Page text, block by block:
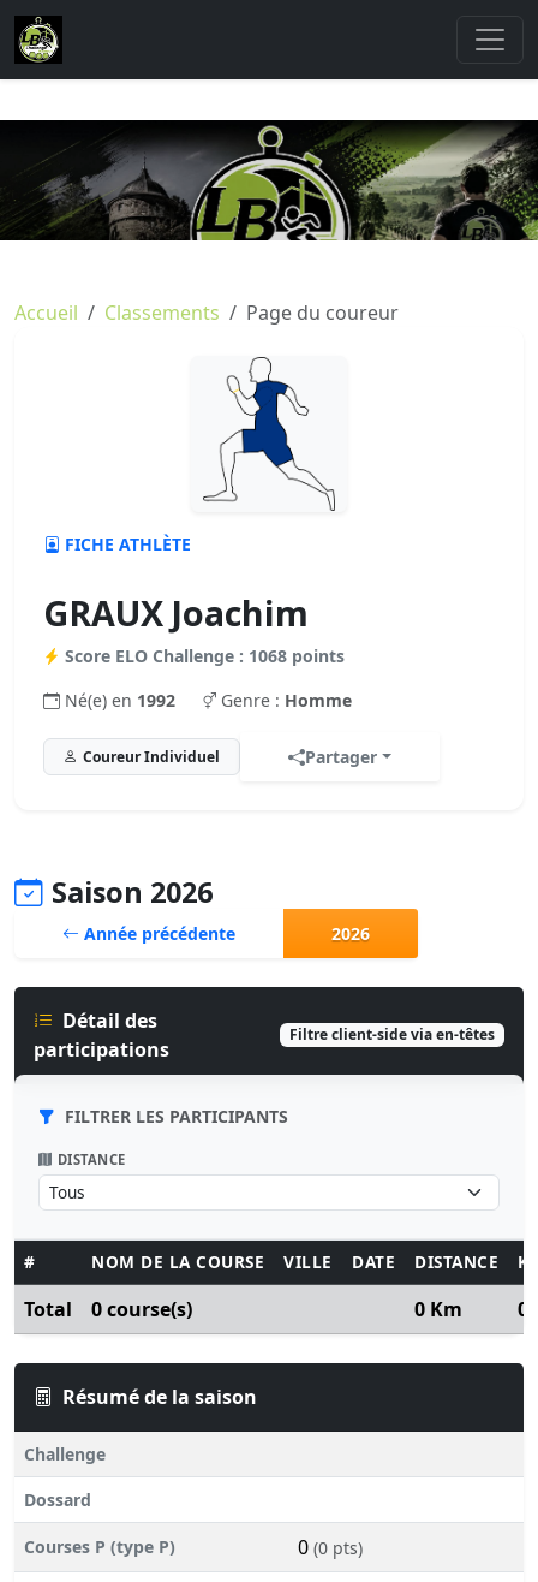
Accueil Classements Page du coureur
FICHE ATHLÈTE
GRAUX Joachim
Score ELO Challenge : 1068 points
Né(e) en 1992 Genre : Homme
Coureur Individuel Partager
Saison 2026
Année précédente 2026
Détail des
participations
Filtre client-side via en-têtes
FILTRER LES PARTICIPANTS
DISTANCE
# NOM DE LA COURSE VILLE DATE DISTANCE
Total 0 course(s) 0 Km 0
Résumé de la saison
Challenge
Dossard
Courses P (type P) 0 (0 pts)